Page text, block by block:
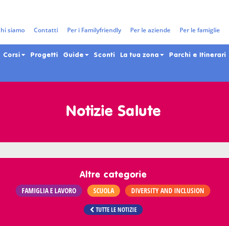
siamo Contatti Per i Familyfriendly Per le aziende Per le famiglie
Corsi Progetti Guide Sconti La tua zona Parchi e Itinerari
Notizie Salute
Altre categorie
FAMIGLIA E LAVORO SCUOLA DIVERSITY AND INCLUSION
TUTTE LE NOTIZIE